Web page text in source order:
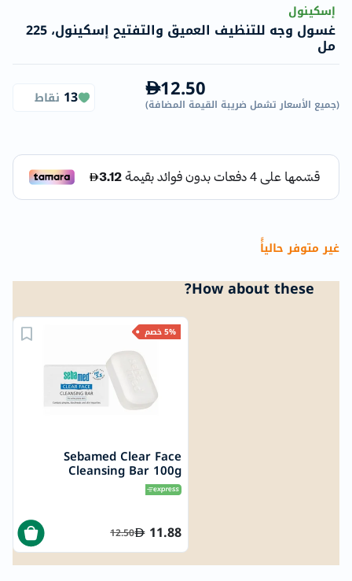
إسكينول
غسول وجه للتنظيف العميق والتفتيح إسكينول، 225
مل
12.50 (جميع الأسعار تشمل ضريبة القيمة المضافة)
13 نقاط
غير متوفر حالياًً
How about these?
5% خصم
Sebamed Clear Face
Cleansing Bar 100g
11.88
12.50